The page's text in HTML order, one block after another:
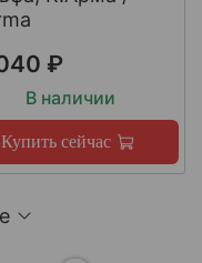
₽
В наличии
Купить сейчас